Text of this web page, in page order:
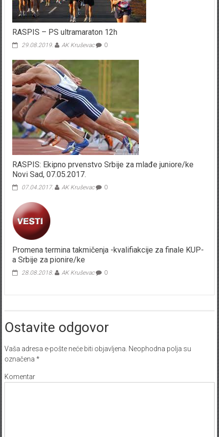
RASPIS – PS ultramaraton 12h
29.08.2019. AK Kruševac 0
RASPIS: Ekipno prvenstvo Srbije za mlađe juniore/ke
Novi Sad, 07.05.2017.
07.04.2017. AK Kruševac 0
Promena termina takmičenja -kvalifiakcije za finale KUP-
a Srbije za pionire/ke
28.08.2018. AK Kruševac 0
Ostavite odgovor
Vaša adresa e-pošte neće biti objavljena. Neophodna polja su
označena *
Komentar